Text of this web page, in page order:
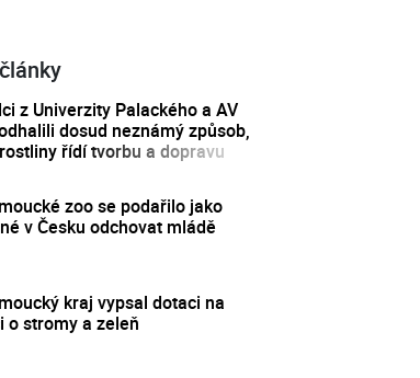
z Univerzity Palackého a AV
dosud neznámý způsob,
řídí tvorbu a dopravu
zoo se podařilo jako
v Česku odchovat mládě
kraj vypsal dotaci na
o stromy a zeleň